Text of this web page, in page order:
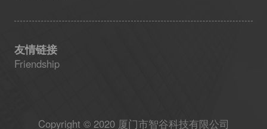
友情链接
Friendship
Copyright © 2020 厦门市智谷科技有限公司